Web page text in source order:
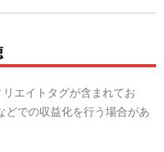
エイトタグが含まれてお
どでの収益化を行う場合があ